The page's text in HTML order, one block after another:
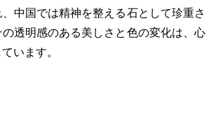
中国では精神を整える石として珍重さ
透明感のある美しさと色の変化は、心
います。